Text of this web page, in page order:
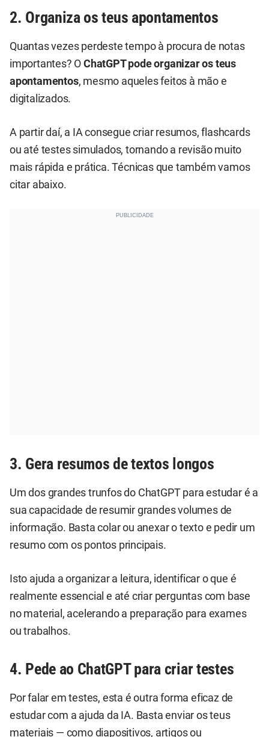
2. Organiza os teus apontamentos
Quantas vezes perdeste tempo à procura de notas
importantes? OChatGPT pode organizar os teus
apontamentos, mesmo aqueles feitos à mão e
digitalizados.
A partir daí, a IA consegue criar resumos, flashcards
ou até testes simulados, tornando a revisão muito
mais rápida e prática. Técnicas que também vamos
citar abaixo.
3. Gera resumos de textos longos
Um dos grandes trunfos do ChatGPT para estudar é a
sua capacidade de resumir grandes volumes de
informação. Basta colar ou anexar o texto e pedir um
resumo com os pontos principais.
Isto ajuda a organizar a leitura, identificar o que é
realmente essencial e até criar perguntas com base
no material, acelerando a preparação para exames
ou trabalhos.
4. Pede ao ChatGPT para criar testes
Por falar em testes, esta é outra forma eficaz de
estudar com a ajuda da IA. Basta enviar os teus
materiais — como diapositivos, artigos ou